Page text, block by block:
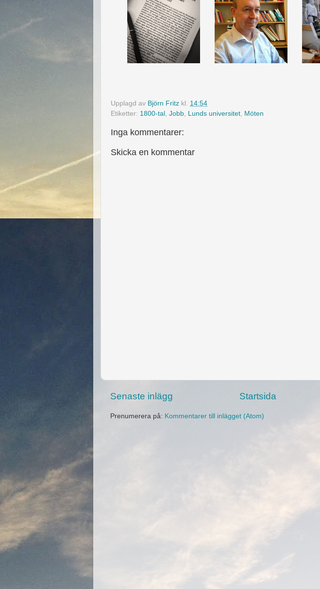
Upplagd av Björn Fritz kl. 14:54
Etiketter: 1800-tal Jobb Lunds universitet Möten
Inga kommentarer:
Skicka en kommentar
Senaste inlägg Startsida
Prenumerera på: Kommentarer till inlägget (Atom)